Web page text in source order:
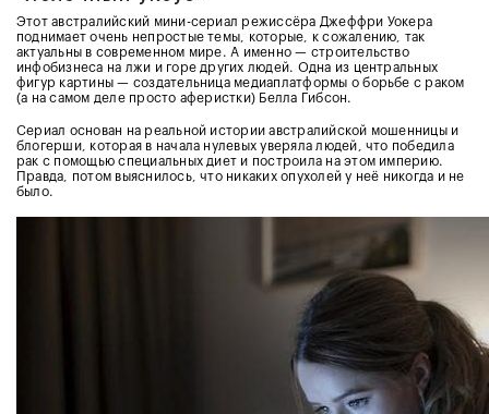
Этот австралийский мини-сериал режиссёра Джеффри Уокера
поднимает очень непростые темы, которые, к сожалению, так
актуальны в современном мире. А именно — строительство
инфобизнеса на лжи и горе других людей. Одна из центральных
фигур картины — создательница медиаплатформы о борьбе с раком
(а на самом деле просто аферистки) Белла Гибсон.
Сериал основан на реальной истории австралийской мошенницы и
блогерши, которая в начала нулевых уверяла людей, что победила
рак с помощью специальных диет и построила на этом империю.
Правда, потом выяснилось, что никаких опухолей у неё никогда и не
было.